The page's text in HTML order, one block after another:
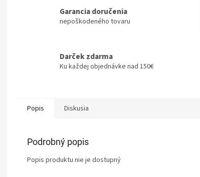
Garancia doručenia
nepoškodeného tovaru
Darček zdarma
Ku každej objednávke nad 150€
Popis Diskusia
Podrobný popis
Popis produktu nie je dostupný